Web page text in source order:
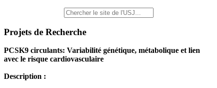
Projets de Recherche
PCSK9 circulants: Variabilité génétique, métabolique et lien
avec le risque cardiovasculaire
Description :